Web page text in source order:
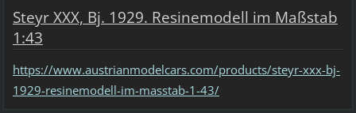
Steyr XXX, Bj. 1929. Resinemodell im Maßstab
1:43
https://www.austrianmodelcars.com/products/steyr-xxx-bj-
1929-resinemodell-im-masstab-1-43/